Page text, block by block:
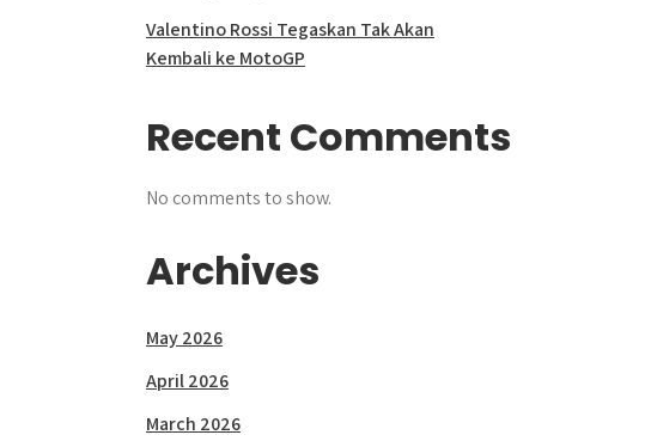
Valentino Rossi Tegaskan Tak Akan
Kembali ke MotoGP
Recent Comments
No comments to show.
Archives
May 2026
April 2026
March 2026